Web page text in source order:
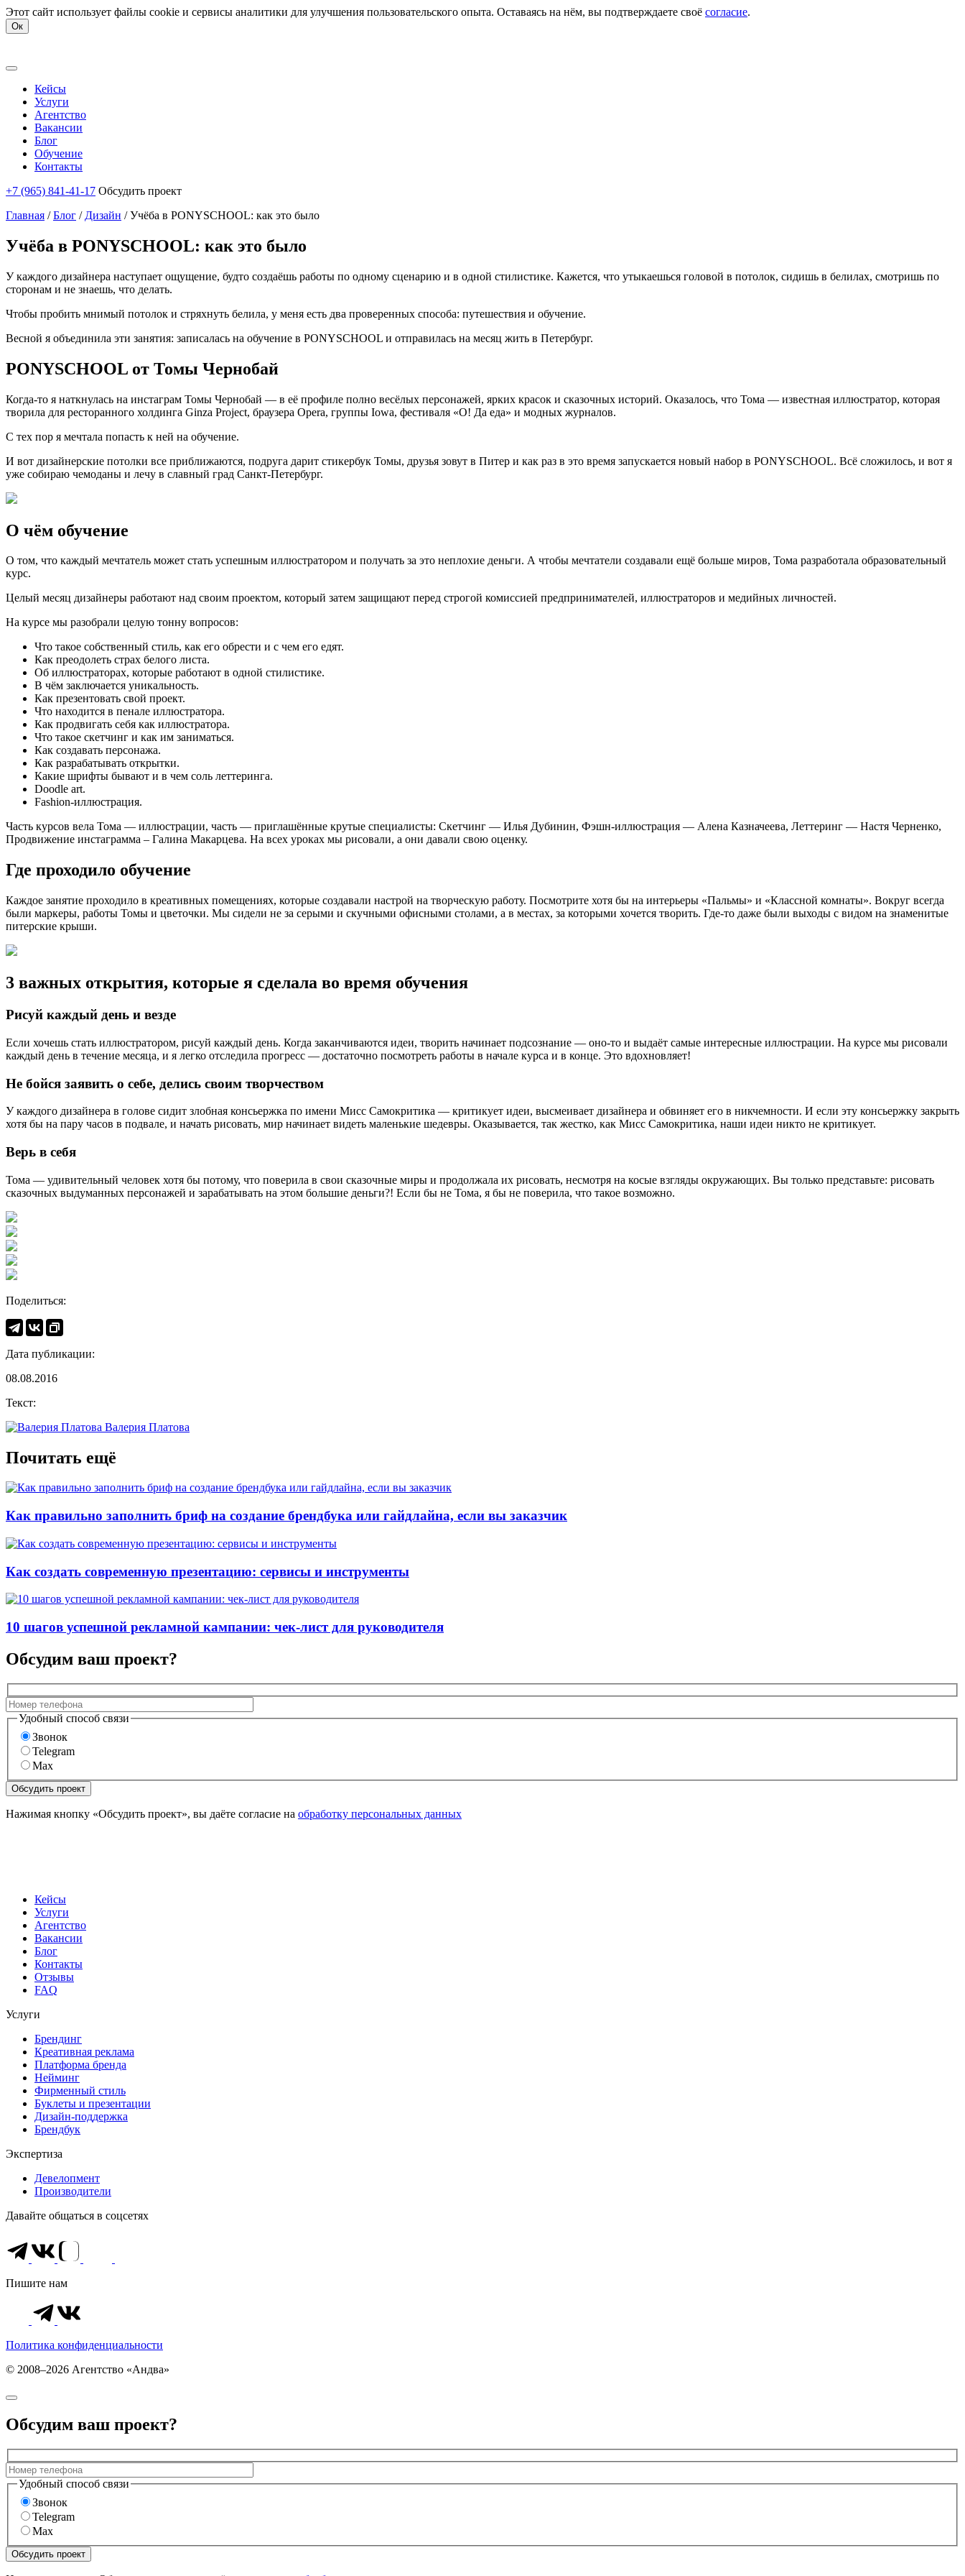
Этот сайт использует файлы cookie и сервисы аналитики для улучшения пользовательского опыта. Оставаясь на нём, вы подтверждаете своё согласие.
Ок
Кейсы
Услуги
Агентство
Вакансии
Блог
Обучение
Контакты
+7 (965) 841-41-17 Обсудить проект
Главная /Блог / Дизайн /Учёба в PONYSCHOOL: как это было
Учёба в PONYSCHOOL: как это было
У каждого дизайнера наступает ощущение, будто создаёшь работы по одному сценарию и в одной стилистике. Кажется, что утыкаешься головой в потолок, сидишь в белилах, смотришь по
сторонам и не знаешь, что делать.
Чтобы пробить мнимый потолок и стряхнуть белила, у меня есть два проверенных способа: путешествия и обучение.
Весной я объединила эти занятия: записалась на обучение в PONYSCHOOL и отправилась на месяц жить в Петербург.
PONYSCHOOL от Томы Чернобай
Когда-то я наткнулась на инстаграм Томы Чернобай — в её профиле полно весёлых персонажей, ярких красок и сказочных историй. Оказалось, что Тома — известная иллюстратор, которая
творила для ресторанного холдинга Ginza Project, браузера Opera, группы Iowa, фестиваля «О! Да еда» и модных журналов.
С тех пор я мечтала попасть к ней на обучение.
И вот дизайнерские потолки все приближаются, подруга дарит стикербук Томы, друзья зовут в Питер и как раз в это время запускается новый набор в PONYSCHOOL. Всё сложилось, и вот я
уже собираю чемоданы и лечу в славный град Санкт-Петербург.
О чём обучение
О том, что каждый мечтатель может стать успешным иллюстратором и получать за это неплохие деньги. А чтобы мечтатели создавали ещё больше миров, Тома разработала образовательный
курс.
Целый месяц дизайнеры работают над своим проектом, который затем защищают перед строгой комиссией предпринимателей, иллюстраторов и медийных личностей.
На курсе мы разобрали целую тонну вопросов:
Что такое собственный стиль, как его обрести и с чем его едят.
Как преодолеть страх белого листа.
Об иллюстраторах, которые работают в одной стилистике.
В чём заключается уникальность.
Как презентовать свой проект.
Что находится в пенале иллюстратора.
Как продвигать себя как иллюстратора.
Что такое скетчинг и как им заниматься.
Как создавать персонажа.
Как разрабатывать открытки.
Какие шрифты бывают и в чем соль леттеринга.
Doodle art.
Fashion-иллюстрация.
Часть курсов вела Тома — иллюстрации, часть — приглашённые крутые специалисты: Скетчинг — Илья Дубинин, Фэшн-иллюстрация — Алена Казначеева, Леттеринг — Настя Черненко,
Продвижение инстаграмма – Галина Макарцева. На всех уроках мы рисовали, а они давали свою оценку.
Где проходило обучение
Каждое занятие проходило в креативных помещениях, которые создавали настрой на творческую работу. Посмотрите хотя бы на интерьеры «Пальмы» и «Классной комнаты». Вокруг всегда
были маркеры, работы Томы и цветочки. Мы сидели не за серыми и скучными офисными столами, а в местах, за которыми хочется творить. Где-то даже были выходы с видом на знаменитые
питерские крыши.
3 важных открытия, которые я сделала во время обучения
Рисуй каждый день и везде
Если хочешь стать иллюстратором, рисуй каждый день. Когда заканчиваются идеи, творить начинает подсознание — оно-то и выдаёт самые интересные иллюстрации. На курсе мы рисовали
каждый день в течение месяца, и я легко отследила прогресс — достаточно посмотреть работы в начале курса и в конце. Это вдохновляет!
Не бойся заявить о себе, делись своим творчеством
У каждого дизайнера в голове сидит злобная консьержка по имени Мисс Самокритика — критикует идеи, высмеивает дизайнера и обвиняет его в никчемности. И если эту консьержку закрыть
хотя бы на пару часов в подвале, и начать рисовать, мир начинает видеть маленькие шедевры. Оказывается, так жестко, как Мисс Самокритика, наши идеи никто не критикует.
Верь в себя
Тома — удивительный человек хотя бы потому, что поверила в свои сказочные миры и продолжала их рисовать, несмотря на косые взгляды окружающих. Вы только представьте: рисовать
сказочных выдуманных персонажей и зарабатывать на этом большие деньги?! Если бы не Тома, я бы не поверила, что такое возможно.
Поделиться:
Дата публикации:
08.08.2016
Текст:
Валерия Платова
Почитать ещё
Как правильно заполнить бриф на создание брендбука или гайдлайна, если вы заказчик
Как создать современную презентацию: сервисы и инструменты
10 шагов успешной рекламной кампании: чек-лист для руководителя
Обсудим ваш проект?
Удобный способ связи
Звонок
Telegram
Max
Нажимая кнопку «Обсудить проект», вы даёте согласие на обработку персональных данных
Кейсы
Услуги
Агентство
Вакансии
Блог
Контакты
Отзывы
FAQ
Услуги
Брендинг
Креативная реклама
Платформа бренда
Нейминг
Фирменный стиль
Буклеты и презентации
Дизайн-поддержка
Брендбук
Экспертиза
Девелопмент
Производители
Давайте общаться в соцсетях
Пишите нам
Политика конфиденциальности
© 2008–2026 Агентство «Андва»
Обсудим ваш проект?
Удобный способ связи
Звонок
Telegram
Max